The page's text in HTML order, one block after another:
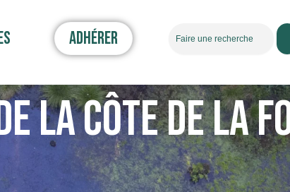
Adhérer
LA CÔTE DE LA